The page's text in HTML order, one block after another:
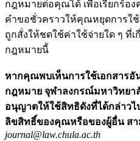
กฎหมายต่อคุณได้ เพื่อเรียกร้อง
คำขอชั่วคราวให้คุณหยุดการใ
ถูกสั่งให้ชดใช้ค่าใช้จ่ายใด ๆ ที่
กฎหมายนี้
หากคุณพบเห็นการใช้เอกสาร
กฎหมาย จุฬาลงกรณ์มหาวิทยา
อนุญาตให้ใช้สิทธิดังที่ได้กล่าวไ
ลิขสิทธิ์ของคุณหรือของผู้อื่น สา
journal@law.chula.ac.th